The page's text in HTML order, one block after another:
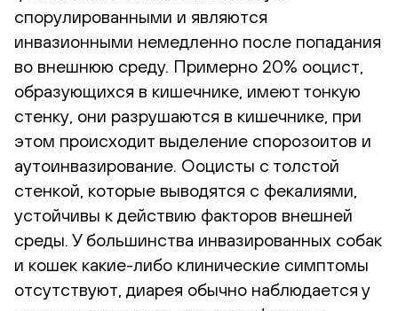
спорулированными и являются
инвазионными немедленно после попадания
во внешнюю среду. Примерно 20% ооцист,
образующихся в кишечнике, имеют тонкую
стенку, они разрушаются в кишечнике, при
этом происходит выделение спорозоитов и
аутоинвазирование. Ооцисты с толстой
стенкой, которые выводятся с фекалиями,
устойчивы к действию факторов внешней
среды. У большинства инвазированных собак
и кошек какие-либо клинические симптомы
отсутствуют, диарея обычно наблюдается у